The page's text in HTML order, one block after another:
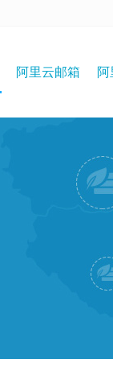
阿里云邮箱